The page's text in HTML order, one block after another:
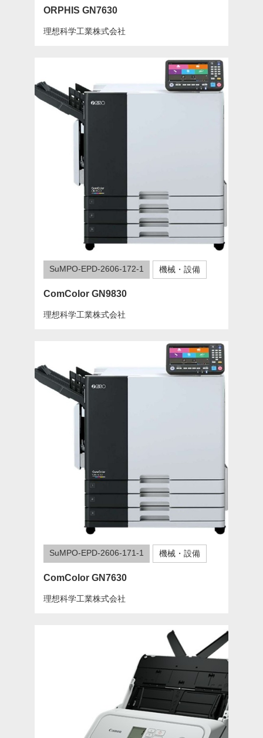
ORPHIS GN7630
理想科学工業株式会社
SuMPO-EPD-2606-172-1 機械・設備
ComColor GN9830
理想科学工業株式会社
SuMPO-EPD-2606-171-1 機械・設備
ComColor GN7630
理想科学工業株式会社